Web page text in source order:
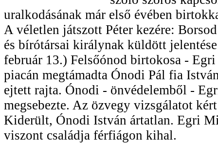
uralkodásának már első évében
A véletlen játszott Péter kezére:
és bírótársai királynak küldött
február 13.) Felsőónod birtokosa -
piacán megtámadta Ónodi Pál fia
ejtett rajta. Ónodi - önvédelemből -
megsebezte. Az özvegy vizsgálatot
Kiderült, Ónodi István ártatlan. Egri
viszont családja férfiágon kihal.